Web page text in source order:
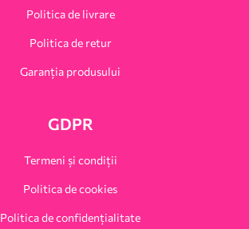
Politica de livrare
Politica de retur
Garanția produsului
GDPR
Termeni și condiții
Politica de cookies
Politica de confidențialitate